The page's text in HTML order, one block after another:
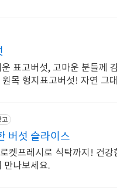
표고버섯, 고마운 분들께
목 형지표고버섯! 자연 그
고
버섯 슬라이스
켓프레시로 식탁까지! 건강
만나보세요.